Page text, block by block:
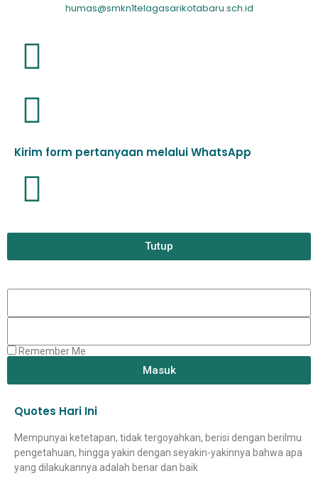
humas@smkn1telagasarikotabaru.sch.id
Kirim form pertanyaan melalui WhatsApp
Tutup
Remember Me
Masuk
Quotes Hari Ini
Mempunyai ketetapan, tidak tergoyahkan, berisi dengan berilmu
pengetahuan, hingga yakin dengan seyakin-yakinnya bahwa apa
yang dilakukannya adalah benar dan baik